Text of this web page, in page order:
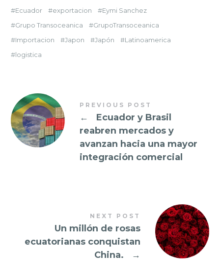
Ecuador
exportacion
Eymi Sanchez
Grupo Transoceanica
GrupoTransoceanica
Importacion
Japon Japón
Latinoamerica
logistica
PREVIOUS POST
←
Ecuador y Brasil
reabren mercados y
avanzan hacia una mayor
integración comercial
NEXT POST
Un millón de rosas
ecuatorianas conquistan
China.
→